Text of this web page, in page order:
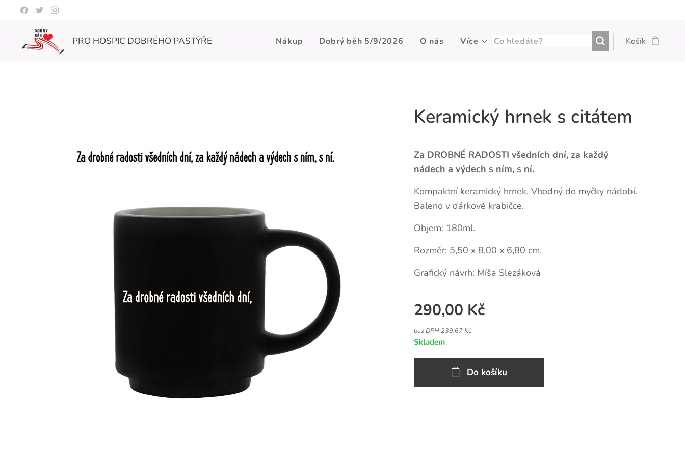
PRO HOSPIC DOBRÉHO PASTÝŘE Nákup Dobrý běh 5/9/2026 O nás Více Košík
Keramický hrnek s citátem
Za DROBNÉ RADOSTI všedních dní, za každý
nádech a výdech s ním, s ní.
Kompaktní keramický hrnek. Vhodný do myčky nádobí.
Baleno v dárkové krabičce.
Objem: 180ml.
Rozměr: 5,50 x 8,00 x 6,80 cm.
Grafický návrh: Míša Slezáková
290,00 Kč
bez DPH 239,67 Kč
Skladem
Do košíku